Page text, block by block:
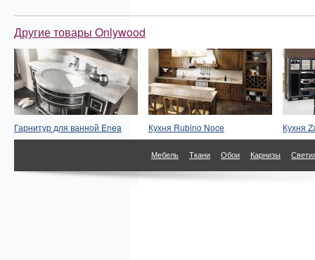
Другие товары Onlywood
Гарнитур для ванной Enea Кухня Rubino Noce Кухня
Мебель Ткани Обои Карнизы